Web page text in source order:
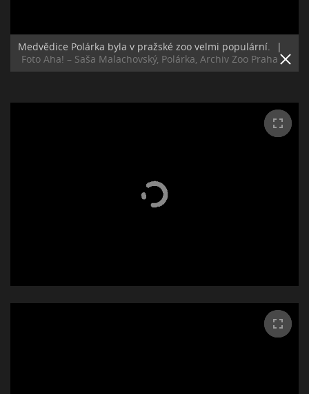
Medvědice Polárka byla v pražské zoo velmi populární.
|
Foto Aha! – Saša Malachovský, Polárka, Archiv Zoo Praha